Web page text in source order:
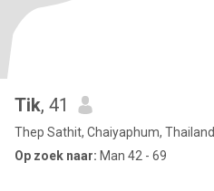
Tik, 41
Thep Sathit, Chaiyaphum, Thailand
Op zoek naar: Man 42 - 69